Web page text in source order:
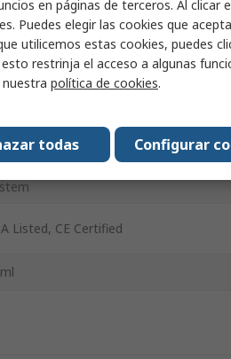
Listed, CE Certified
en páginas de terceros. Al clicar
Puedes elegir las cookies que
utilicemos estas cookies, puedes
restrinja el acceso a algunas
política de cookies.
Configurar
todas